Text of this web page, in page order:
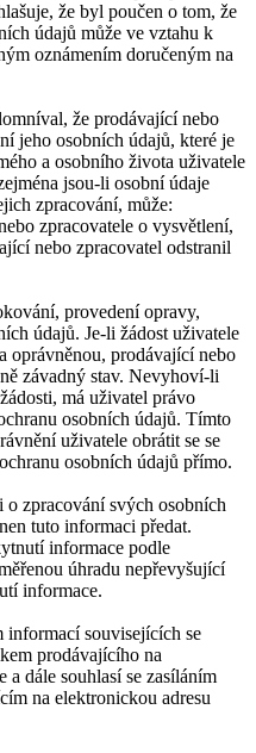
že byl poučen o tom, že
údajů může ve vztahu k
oznámením doručeným na
že prodávající nebo
jeho osobních údajů, které je
a osobního života uživatele
jsou-li osobní údaje
zpracování, může:
zpracovatele o vysvětlení,
nebo zpracovatel odstranil
provedení opravy,
údajů. Je-li žádost uživatele
oprávněnou, prodávající nebo
závadný stav. Nevyhoví-li
má uživatel právo
osobních údajů. Tímto
uživatele obrátit se se
osobních údajů přímo.
zpracování svých osobních
tuto informaci předat.
informace podle
úhradu nepřevyšující
informace.
informací souvisejících se
prodávajícího na
a dále souhlasí se zasíláním
na elektronickou adresu